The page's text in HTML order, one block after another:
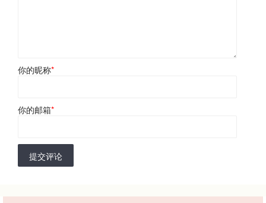
你的昵称*
你的邮箱*
提交评论